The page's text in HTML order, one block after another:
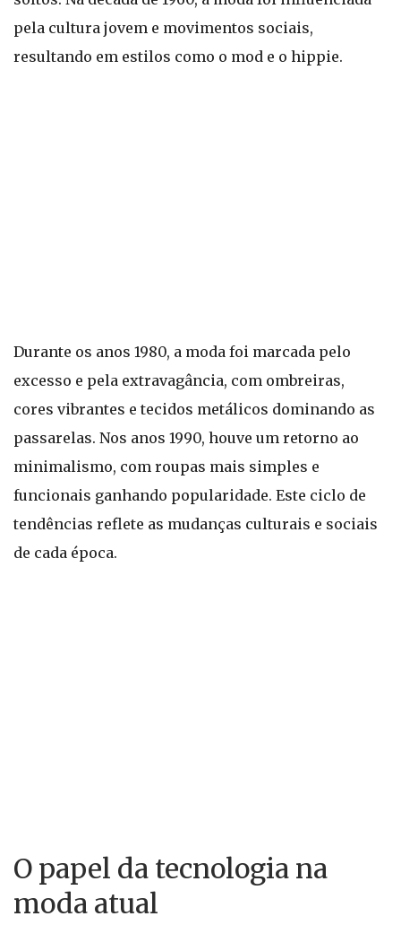
pela cultura jovem e movimentos sociais,
resultando em estilos como o mod e o hippie.
Durante os anos 1980, a moda foi marcada pelo
excesso e pela extravagância, com ombreiras,
cores vibrantes e tecidos metálicos dominando as
passarelas. Nos anos 1990, houve um retorno ao
minimalismo, com roupas mais simples e
funcionais ganhando popularidade. Este ciclo de
tendências reflete as mudanças culturais e sociais
de cada época.
O papel da tecnologia na
moda atual